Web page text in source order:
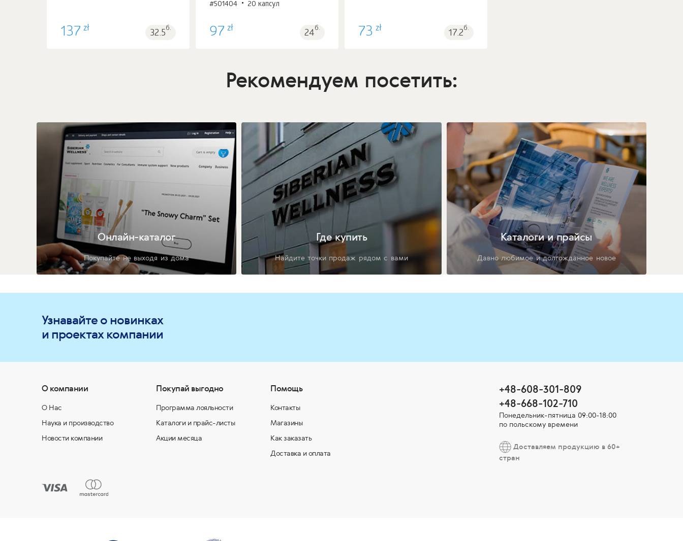
137 zł 32.5б.
#501404 20 капсул
97 zł 24б. 73 zł 17.2б.
Рекомендуем посетить:
Онлайн-каталог
Покупайте не выходя из дома
Где купить
Найдите точки продаж рядом с вами
Каталоги и прайсы
Давно любимое и долгожданное новое
Узнавайте о новинках
и проектах компании
О компании
О Нас
Наука и производство
Новости компании
Покупай выгодно
Программа лояльности
Каталоги и прайс-листы
Акции месяца
Помощь
Контакты
Магазины
Как заказать
Доставка и оплата
+48-608-301-809
+48-668-102-710
Понедельник-пятница 09:00-18:00
по польскому времени
Доставляем продукцию в 60+
стран